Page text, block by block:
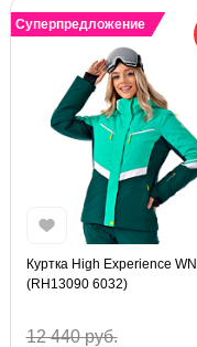
Суперпредложение
Куртка High Experience WN
(RH13090 6032)
12 440 руб.